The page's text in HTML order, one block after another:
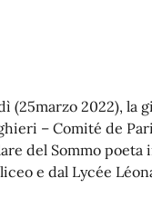
(25marzo 2022), la
– Comité de
del Sommo
e dal Lycée